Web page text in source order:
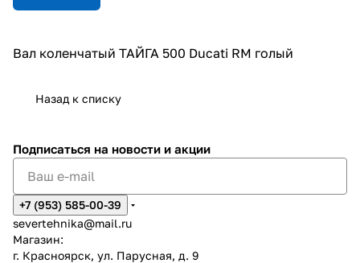
Вал коленчатый ТАЙГА 500 Ducati RM голый
Назад к списку
Подписаться на новости и акции
+7 (953) 585-00-39
severtehnika@mail.ru
Магазин:
г. Красноярск, ул. Парусная, д. 9